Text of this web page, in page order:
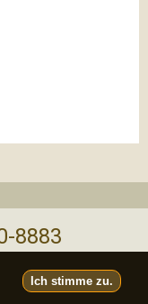
Ich stimme zu.
8883
English